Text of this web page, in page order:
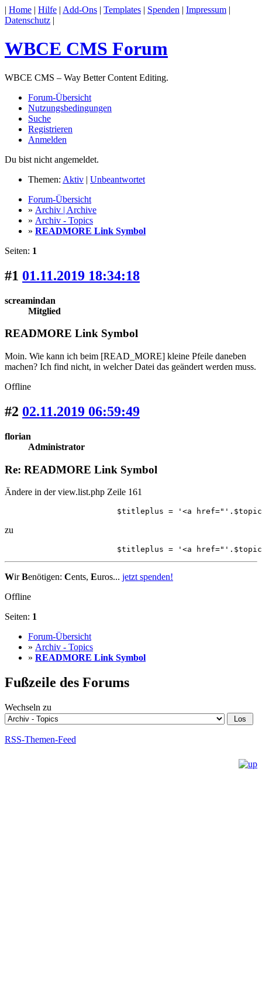
| Home | Hilfe | Add-Ons | Templates | Spenden | Impressum |
Datenschutz |
WBCE CMS Forum
WBCE CMS – Way Better Content Editing.
Forum-Übersicht
Nutzungsbedingungen
Suche
Registrieren
Anmelden
Du bist nicht angemeldet.
Themen: Aktiv | Unbeantwortet
Forum-Übersicht
» Archiv | Archive
» Archiv - Topics
» READMORE Link Symbol
Seiten: 1
#1 01.11.2019 18:34:18
screamindan
Mitglied
READMORE Link Symbol
Moin. Wie kann ich beim [READ_MORE] kleine Pfeile daneben
machen? Ich find nicht, in welcher Datei das geändert werden muss.
Offline
#2 02.11.2019 06:59:49
florian
Administrator
Re: READMORE Link Symbol
Ändere in der view.list.php Zeile 161
$titleplus = '<a
zu
$titleplus = '<a
WirBenötigen: Cents, Euros... jetzt spenden!
Offline
Seiten: 1
Forum-Übersicht
» Archiv - Topics
» READMORE Link Symbol
Fußzeile des Forums
Wechseln zu
RSS-Themen-Feed